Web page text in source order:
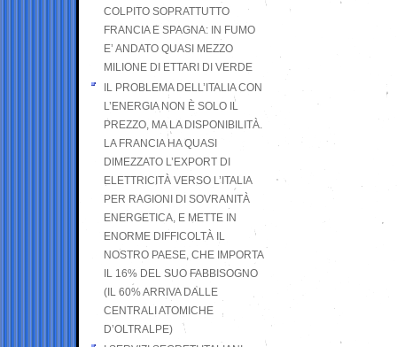
COLPITO SOPRATTUTTO
FRANCIA E SPAGNA: IN FUMO
E’ ANDATO QUASI MEZZO
MILIONE DI ETTARI DI VERDE
IL PROBLEMA DELL’ITALIA CON
L’ENERGIA NON È SOLO IL
PREZZO, MA LA DISPONIBILITÀ.
LA FRANCIA HA QUASI
DIMEZZATO L’EXPORT DI
ELETTRICITÀ VERSO L’ITALIA
PER RAGIONI DI SOVRANITÀ
ENERGETICA, E METTE IN
ENORME DIFFICOLTÀ IL
NOSTRO PAESE, CHE IMPORTA
IL 16% DEL SUO FABBISOGNO
(IL 60% ARRIVA DALLE
CENTRALI ATOMICHE
D’OLTRALPE)